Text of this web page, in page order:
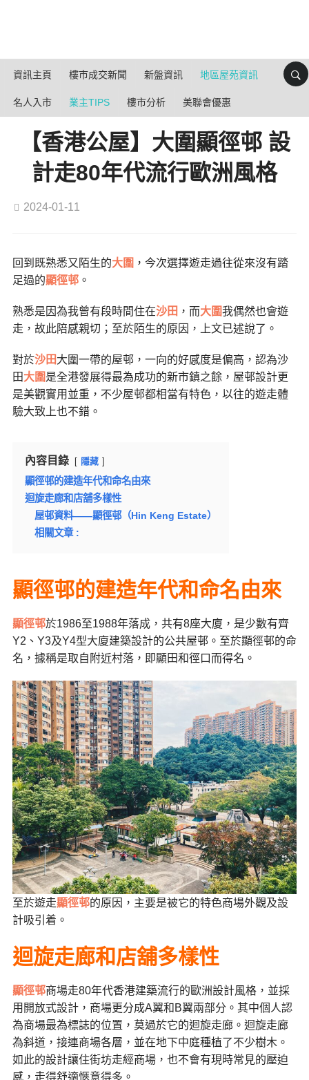
資訊主頁 樓市成交新聞 新盤資訊 地區屋苑資訊
名人入市 業主TIPS 樓市分析 美聯會優惠
【香港公屋】大圍顯徑邨 設
計走80年代流行歐洲風格
2024-01-11
回到既熟悉又陌生的大圍 ，今次選擇遊走過往從來沒有踏
足過的顯徑邨。
熟悉是因為我曾有段時間住在沙田 ，而大圍我偶然也會遊
走，故此陪感親切；至於陌生的原因，上文已述說了。
對於沙田大圍一帶的屋邨，一向的好感度是偏高，認為沙
田大圍是全港發展得最為成功的新市鎮之餘，屋邨設計更
是美觀實用並重，不少屋邨都相當有特色，以往的遊走體
驗大致上也不錯。
內容目錄 隱藏
顯徑邨的建造年代和命名由來
迴旋走廊和店舖多樣性
屋邨資料——顯徑邨（Hin Keng Estate）
相關文章 :
顯徑邨的建造年代和命名由來
顯徑邨於1986至1988年落成，共有8座大廈，是少數有齊
Y2、Y3及Y4型大廈建築設計的公共屋邨。至於顯徑邨的命
名，據稱是取自附近村落，即顯田和徑口而得名。
至於遊走顯徑邨的原因，主要是被它的特色商場外觀及設
計吸引着。
迴旋走廊和店舖多樣性
顯徑邨商場走80年代香港建築流行的歐洲設計風格，並採
用開放式設計，商場更分成A翼和B翼兩部分。其中個人認
為商場最為標誌的位置，莫過於它的迴旋走廊。迴旋走廊
為斜道，接連商場各層，並在地下中庭種植了不少樹木。
如此的設計讓住街坊走經商場，也不會有現時常見的壓迫
感，走得舒適愜意得多。